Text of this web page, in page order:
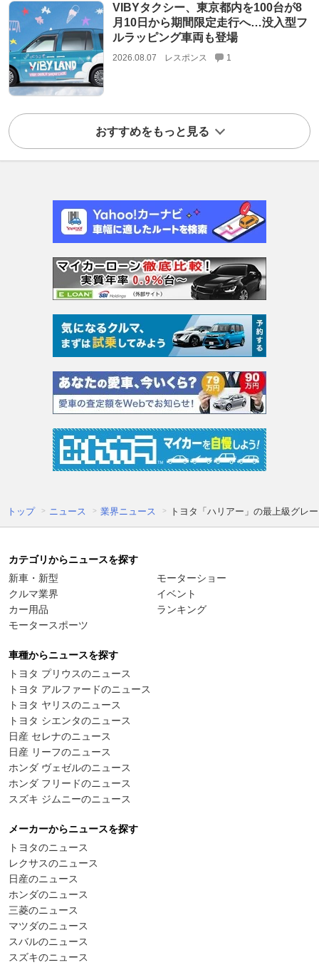
VIBYタクシー、東京都内を100台が8
月10日から期間限定走行へ…没入型フ
ルラッピング車両も登場
2026.08.07 レスポンス 1
おすすめをもっと見る
トップ ニュース 業界ニュース トヨタ「ハリアー」の最上級グレ
カテゴリからニュースを探す
新車・新型
クルマ業界
カー用品
モータースポーツ
モーターショー
イベント
ランキング
車種からニュースを探す
トヨタ プリウスのニュース
トヨタ アルファードのニュース
トヨタ ヤリスのニュース
トヨタ シエンタのニュース
日産 セレナのニュース
日産 リーフのニュース
ホンダ ヴェゼルのニュース
ホンダ フリードのニュース
スズキ ジムニーのニュース
メーカーからニュースを探す
トヨタのニュース
レクサスのニュース
日産のニュース
ホンダのニュース
三菱のニュース
マツダのニュース
スバルのニュース
スズキのニュース